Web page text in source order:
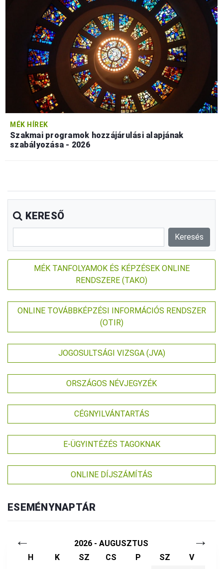
MÉK HÍREK
Szakmai programok hozzájárulási alapjának
szabályozása - 2026
KERESŐ
MÉK TANFOLYAMOK ÉS KÉPZÉSEK ONLINE
RENDSZERE (TAKO)
ONLINE TOVÁBBKÉPZÉSI INFORMÁCIÓS RENDSZER
(OTIR)
JOGOSULTSÁGI VIZSGA (JVA)
ORSZÁGOS NÉVJEGYZÉK
CÉGNYILVÁNTARTÁS
E-ÜGYINTÉZÉS TAGOKNAK
ONLINE DÍJSZÁMÍTÁS
ESEMÉNYNAPTÁR
← 2026 - AUGUSZTUS →
H K SZ CS P SZ
V